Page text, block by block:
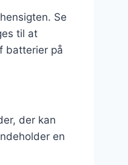
Se
til at
batterier på
der kan
en